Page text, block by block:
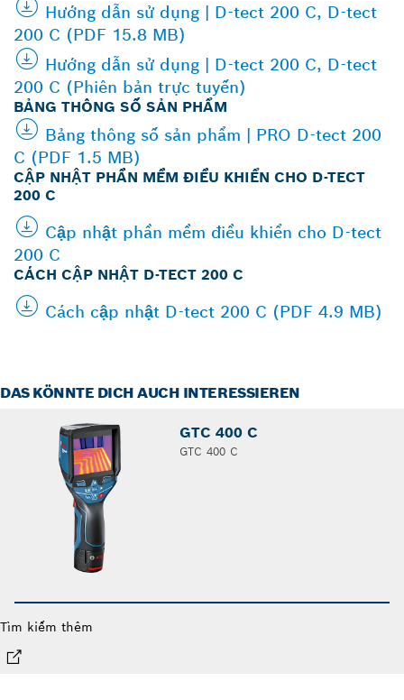
Hướng dẫn sử dụng | D-tect 200 C, D-tect
200 C (PDF 15.8 MB)
Hướng dẫn sử dụng | D-tect 200 C, D-tect
200 C (Phiên bản trực tuyến)
BẢNG THÔNG SỐ SẢN PHẨM
Bảng thông số sản phẩm | PRO D-tect 200
C (PDF 1.5 MB)
CẬP NHẬT PHẦN MỀM ĐIỀU KHIỂN CHO D-TECT
200 C
Cập nhật phần mềm điều khiển cho D-tect
200 C
CÁCH CẬP NHẬT D-TECT 200 C
Cách cập nhật D-tect 200 C (PDF 4.9 MB)
DAS KÖNNTE DICH AUCH INTERESSIEREN
GTC 400 C
GTC 400 C
Tìm kiếm thêm